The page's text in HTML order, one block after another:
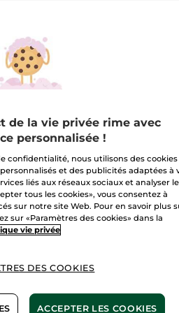
CADEAUX RESPONSABLES
IDÉES CADEAUX
POUR
MÈRES
de la vie privée rime avec
personnalisée !
confidentialité, nous utilisons des cookies
et des publicités adaptées à
liés aux réseaux sociaux et analyser le
tous les cookies», vous consentez à
sur notre site Web. Pour en savoir plus
sur «Paramètres des cookies» dans la
vie privée
DES COOKIES
ACCEPTER LES COOKIES